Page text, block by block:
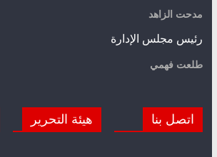
مدحت الزاهد
رئيس مجلس الإدارة
طلعت فهمي
اتصل بنا هيئة التحرير